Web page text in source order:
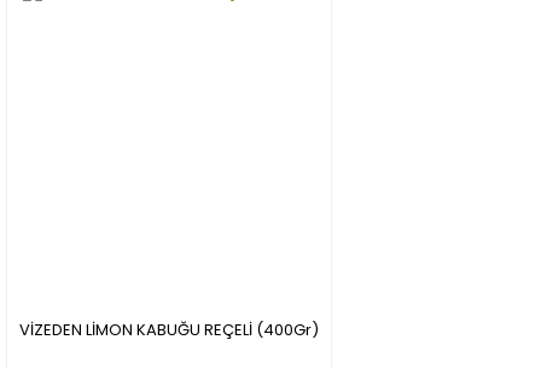
Ürün açıklamasında eksik bilgiler bulunuyor.
VİZEDEN LİMON KABUĞU REÇELİ (400Gr)